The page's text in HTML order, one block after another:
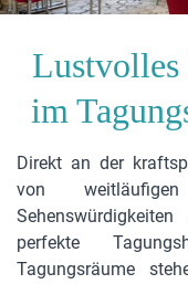
Lustvolles
im
Direkt an der
von
perfekte
Tagungsräume